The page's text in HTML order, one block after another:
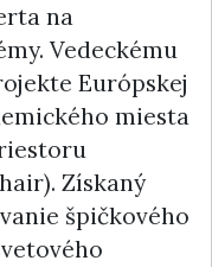
na
Vedeckému
Európskej
miesta
Získaný
špičkového